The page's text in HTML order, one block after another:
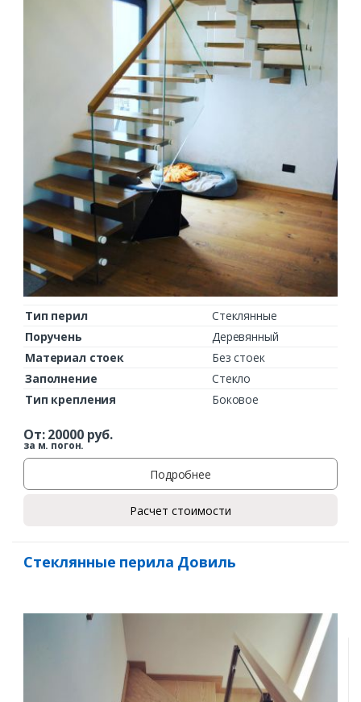
Тип перил
Стеклянные
Поручень
Деревянный
Материал стоек
Без стоек
Заполнение
Стекло
Тип крепления
Боковое
От:20000руб.
за м. погон.
Подробнее
Расчет стоимости
Стеклянные перила Довиль